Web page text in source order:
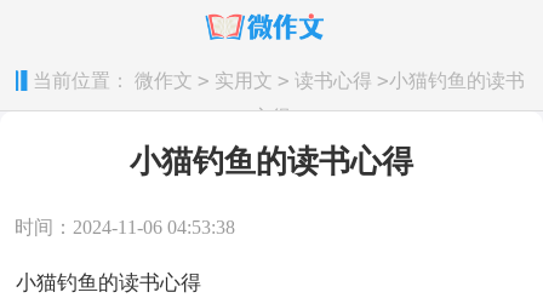
当前位置： 微作文 > 实用文 > 读书心得 >小猫钓鱼的读书
心得
小猫钓鱼的读书心得
时间：2024-11-06 04:53:38
小猫钓鱼的读书心得